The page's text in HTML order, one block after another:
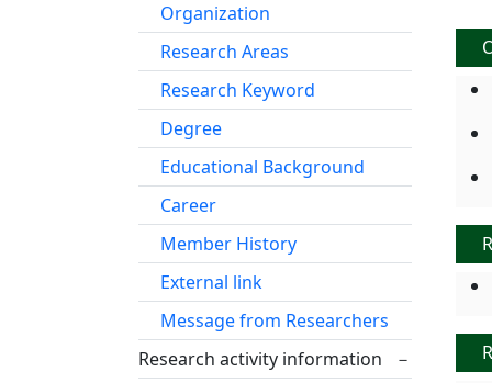
Organization
Research Areas
Research Keyword
Degree
Educational Background
Career
Member History
External link
Message from Researchers
Research activity information
－